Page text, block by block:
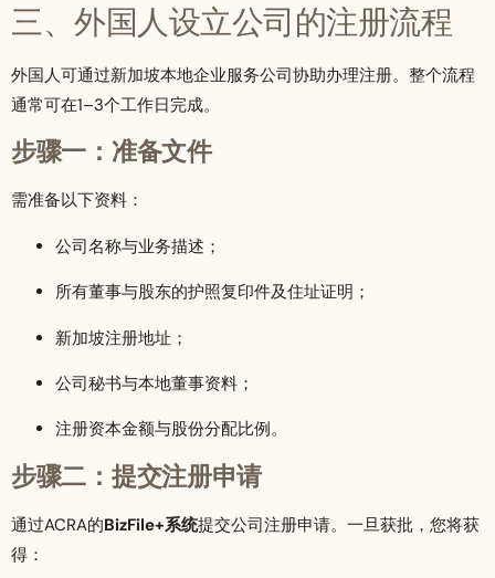
三、外国人设立公司的注册流程
外国人可通过新加坡本地企业服务公司协助办理注册。整个流程
通常可在1–3个工作日完成。
步骤一：准备文件
需准备以下资料：
公司名称与业务描述；
所有董事与股东的护照复印件及住址证明；
新加坡注册地址；
公司秘书与本地董事资料；
注册资本金额与股份分配比例。
步骤二：提交注册申请
通过ACRA的BizFile+系统提交公司注册申请。一旦获批，您将获
得：